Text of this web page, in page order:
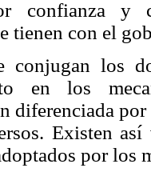
confianza
tienen con el
conjugan los
en los
diferenciada
Existen
por los